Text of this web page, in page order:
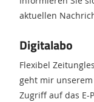
aktuellen
Digitalabo
Flexibel
geht mir
Zugriff auf das E-